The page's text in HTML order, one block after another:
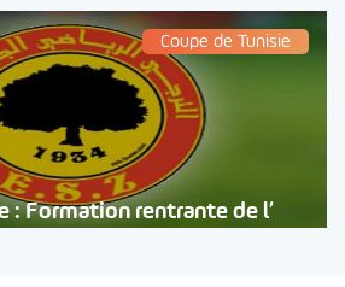
Coupe de Tunisie
: Formation rentrante de l’